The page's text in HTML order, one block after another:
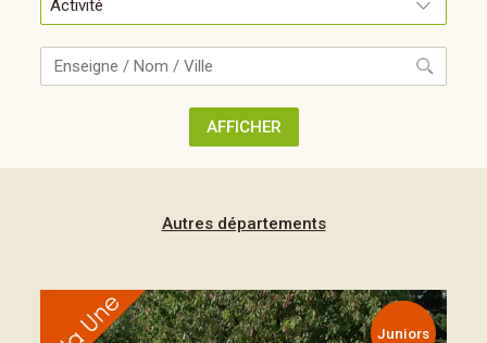
AFFICHER
Autres départements
Juniors